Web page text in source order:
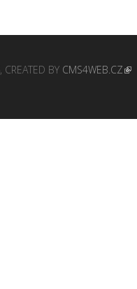
BY CMS4WEB.CZ